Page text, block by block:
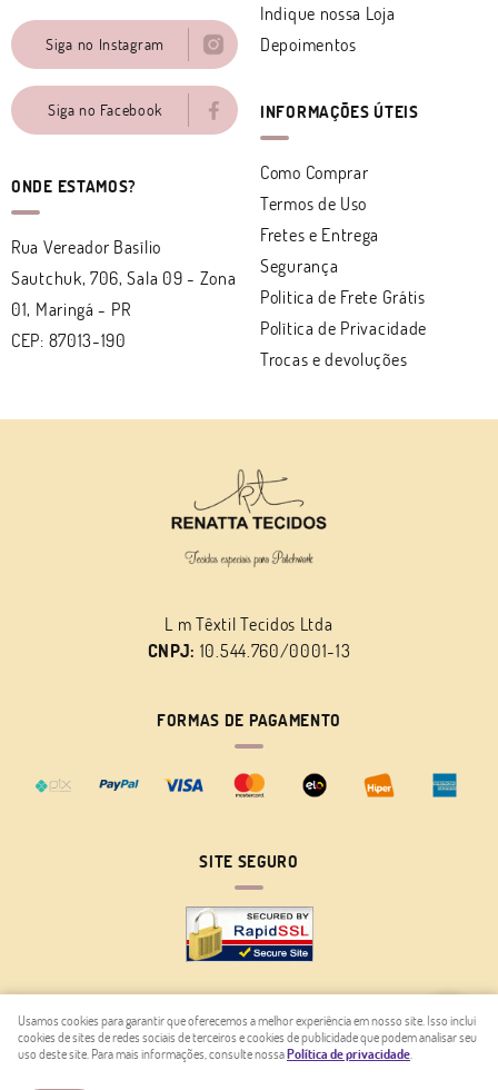
Siga no Instagram
Siga no Facebook
ONDE ESTAMOS?
Rua Vereador Basílio
Sautchuk, 706, Sala 09 - Zona
01, Maringá - PR
CEP: 87013-190
Indique nossa Loja
Depoimentos
INFORMAÇÕES ÚTEIS
Como Comprar
Termos de Uso
Fretes e Entrega
Segurança
Politica de Frete Grátis
Política de Privacidade
Trocas e devoluções
L m Têxtil Tecidos Ltda
CNPJ: 10.544.760/0001-13
FORMAS DE PAGAMENTO
SITE SEGURO
LOJA VIRTUAL CRIADA POR
Usamos cookies para garantir que oferecemos a melhor experiência em nosso site. Isso inclui
cookies de sites de redes sociais de terceiros e cookies de publicidade que podem analisar seu
uso deste site. Para mais informações, consulte nossaPolítica de privacidade.